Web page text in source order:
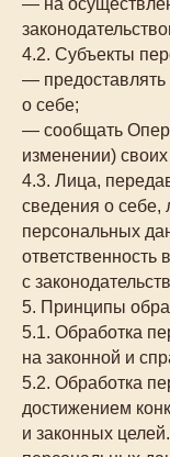
— на
4.2. Субъекты
—
о себе;
— сообщать
изменении)
4.3. Лица,
сведения о себе,
персональных
ответственность
с
5. Принципы
5.1. Обработка
на законной и
5.2. Обработка
достижением
и законных